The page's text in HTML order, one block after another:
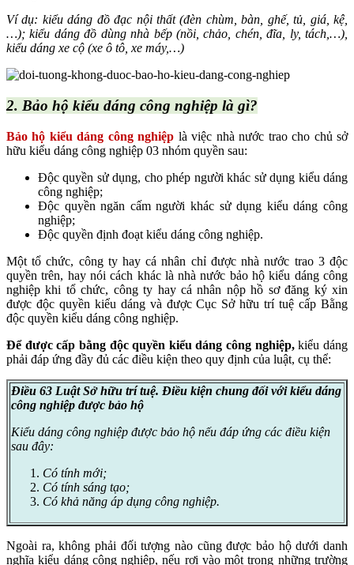
Ví dụ: kiểu dáng đồ đạc nội thất(đèn chùm, bàn, ghế, tủ, giá, kệ,
…); kiểu dáng đồ dùng nhà bếp (nồi, chảo, chén, đĩa, ly, tách,…),
kiểu dáng xe cộ (xe ô tô, xe máy,…)
2. Bảo hộ kiểu dáng công nghiệp là gì?
Bảo hộ kiểu dáng công nghiệp là việc nhà nước trao cho chủ sở
hữu kiểu dáng công nghiệp 03 nhóm quyền sau:
Độc quyền sử dụng, cho phép người khác sử dụng kiểu dáng
công nghiệp;
Độc quyền ngăn cấm người khác sử dụng kiểu dáng công
nghiệp;
Độc quyền định đoạt kiểu dáng công nghiệp.
Một tổ chức, công ty hay cá nhân chỉ được nhà nước trao 3 độc
quyền trên, hay nói cách khác là nhà nước bảo hộ kiểu dáng công
nghiệp khi tổ chức, công ty hay cá nhân nộp hồ sơ đăng ký xin
được độc quyền kiểu dáng và được Cục Sở hữu trí tuệ cấp Bằng
độc quyền kiểu dáng công nghiệp.
Để được cấp bằng độc quyền kiểu dáng công nghiệp,kiểu dáng
phải đáp ứng đầy đủ các điều kiện theo quy định của luật, cụ thể:
Điều 63 Luật Sở hữu trí tuệ. Điều kiện chung đối với kiểu dáng
công nghiệp được bảo hộ
Kiểu dáng công nghiệp được bảo hộ nếu đáp ứng các điều kiện
sau đây:
Có tính mới;
Có tính sáng tạo;
Có khả năng áp dụng công nghiệp.
Ngoài ra, không phải đối tượng nào cũng được bảo hộ dưới danh
nghĩa kiểu dáng công nghiệp, nếu rơi vào một trong những trường